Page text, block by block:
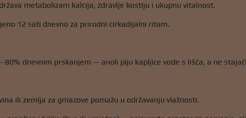
metabolizam kalcija, zdravlje kostiju i ukupnu vitalnost.
12 sati dnevno za prirodni cirkadijalni ritam.
dnevnim prskanjem — anoli piju kapljice vode s lišća, a ne
ili zemlja za gmazove pomažu u održavanju vlažnosti.